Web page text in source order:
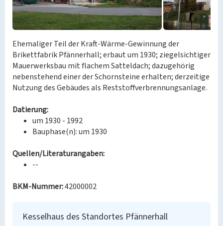
Ehemaliger Teil der Kraft-Wärme-Gewinnung der
Brikettfabrik Pfännerhall; erbaut um 1930; ziegelsichtiger
Mauerwerksbau mit flachem Satteldach; dazugehörig
nebenstehend einer der Schornsteine erhalten; derzeitige
Nutzung des Gebäudes als Reststoffverbrennungsanlage.
Datierung:
um 1930 - 1992
Bauphase(n): um 1930
Quellen/Literaturangaben:
--
BKM-Nummer:42000002
Kesselhaus des Standortes Pfännerhall